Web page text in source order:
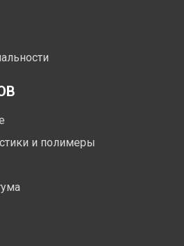
и полимеры